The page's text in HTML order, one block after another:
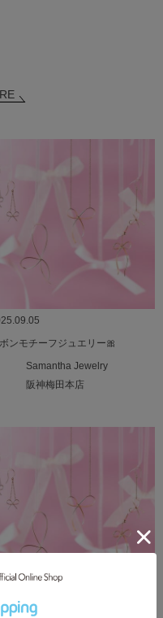
ンモチーフジュエリー🎀
Samantha Jewelry
阪神梅田本店